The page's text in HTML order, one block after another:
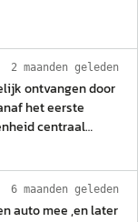
2 maanden geleden
ontvangen door
het eerste
centraal
goede kop koffie
over. De
dacht mee
6 maanden geleden
mee ,en later